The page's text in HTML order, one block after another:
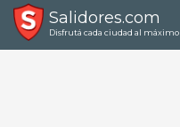
Salidores.com
Disfrutá cada ciudad al máximo